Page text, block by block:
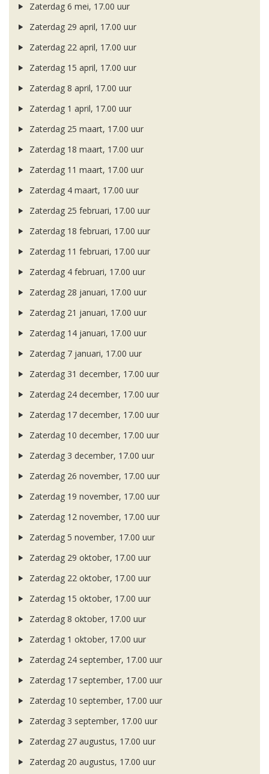
Zaterdag 6 mei, 17.00 uur
Zaterdag 29 april, 17.00 uur
Zaterdag 22 april, 17.00 uur
Zaterdag 15 april, 17.00 uur
Zaterdag 8 april, 17.00 uur
Zaterdag 1 april, 17.00 uur
Zaterdag 25 maart, 17.00 uur
Zaterdag 18 maart, 17.00 uur
Zaterdag 11 maart, 17.00 uur
Zaterdag 4 maart, 17.00 uur
Zaterdag 25 februari, 17.00 uur
Zaterdag 18 februari, 17.00 uur
Zaterdag 11 februari, 17.00 uur
Zaterdag 4 februari, 17.00 uur
Zaterdag 28 januari, 17.00 uur
Zaterdag 21 januari, 17.00 uur
Zaterdag 14 januari, 17.00 uur
Zaterdag 7 januari, 17.00 uur
Zaterdag 31 december, 17.00 uur
Zaterdag 24 december, 17.00 uur
Zaterdag 17 december, 17.00 uur
Zaterdag 10 december, 17.00 uur
Zaterdag 3 december, 17.00 uur
Zaterdag 26 november, 17.00 uur
Zaterdag 19 november, 17.00 uur
Zaterdag 12 november, 17.00 uur
Zaterdag 5 november, 17.00 uur
Zaterdag 29 oktober, 17.00 uur
Zaterdag 22 oktober, 17.00 uur
Zaterdag 15 oktober, 17.00 uur
Zaterdag 8 oktober, 17.00 uur
Zaterdag 1 oktober, 17.00 uur
Zaterdag 24 september, 17.00 uur
Zaterdag 17 september, 17.00 uur
Zaterdag 10 september, 17.00 uur
Zaterdag 3 september, 17.00 uur
Zaterdag 27 augustus, 17.00 uur
Zaterdag 20 augustus, 17.00 uur